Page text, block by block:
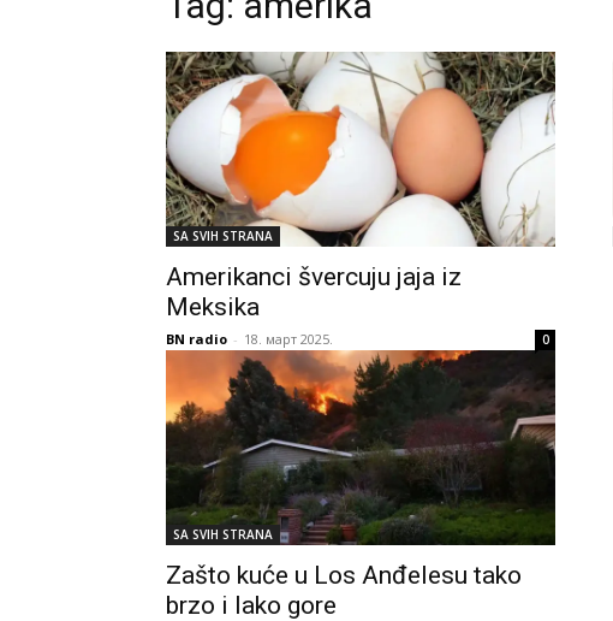
SA SVIH STRANA
Amerikanci švercuju jaja iz
Meksika
BN radio - 18. март 2025. 0
SA SVIH STRANA
Zašto kuće u Los Anđelesu tako
brzo i lako gore